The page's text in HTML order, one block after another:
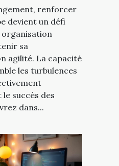
renforcer
devient un défi
sa
agilité. La capacité
les turbulences
succès des
dans...